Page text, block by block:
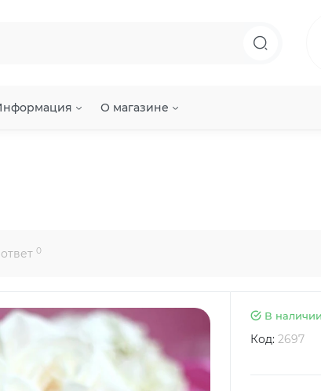
О магазине
0
В
Код: 2697